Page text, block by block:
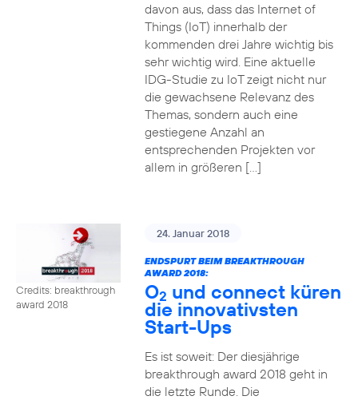
davon aus, dass das Internet of
Things (IoT) innerhalb der
kommenden drei Jahre wichtig bis
sehr wichtig wird. Eine aktuelle
IDG-Studie zu IoT zeigt nicht nur
die gewachsene Relevanz des
Themas, sondern auch eine
gestiegene Anzahl an
entsprechenden Projekten vor
allem in größeren […]
Credits: breakthrough
award 2018
24. Januar 2018
ENDSPURT BEIM BREAKTHROUGH
AWARD 2018:
O2 und connect küren
die innovativsten
Start-Ups
Es ist soweit: Der diesjährige
breakthrough award 2018 geht in
die letzte Runde. Die